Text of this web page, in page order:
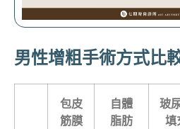
男性增粗手術方式比
包皮
筋膜
自體
脂肪
玻
填